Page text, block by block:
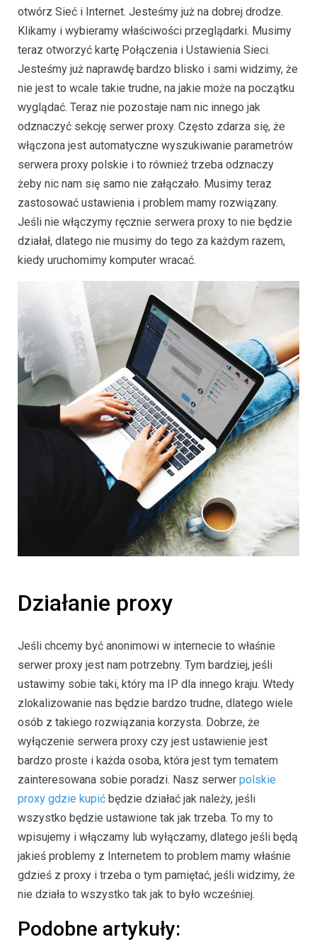
otwórz Sieć i Internet. Jesteśmy już na dobrej drodze.
Klikamy i wybieramy właściwości przeglądarki. Musimy
teraz otworzyć kartę Połączenia i Ustawienia Sieci.
Jesteśmy już naprawdę bardzo blisko i sami widzimy, że
nie jest to wcale takie trudne, na jakie może na początku
wyglądać. Teraz nie pozostaje nam nic innego jak
odznaczyć sekcję serwer proxy. Często zdarza się, że
włączona jest automatyczne wyszukiwanie parametrów
serwera proxy polskie i to również trzeba odznaczy
żeby nic nam się samo nie załączało. Musimy teraz
zastosować ustawienia i problem mamy rozwiązany.
Jeśli nie włączymy ręcznie serwera proxy to nie będzie
działał, dlatego nie musimy do tego za każdym razem,
kiedy uruchomimy komputer wracać.
Działanie proxy
Jeśli chcemy być anonimowi w internecie to właśnie
serwer proxy jest nam potrzebny. Tym bardziej, jeśli
ustawimy sobie taki, który ma IP dla innego kraju. Wtedy
zlokalizowanie nas będzie bardzo trudne, dlatego wiele
osób z takiego rozwiązania korzysta. Dobrze, że
wyłączenie serwera proxy czy jest ustawienie jest
bardzo proste i każda osoba, która jest tym tematem
zainteresowana sobie poradzi. Nasz serwer polskie
proxy gdzie kupić będzie działać jak należy, jeśli
wszystko będzie ustawione tak jak trzeba. To my to
wpisujemy i włączamy lub wyłączamy, dlatego jeśli będą
jakieś problemy z Internetem to problem mamy właśnie
gdzieś z proxy i trzeba o tym pamiętać, jeśli widzimy, że
nie działa to wszystko tak jak to było wcześniej.
Podobne artykuły: